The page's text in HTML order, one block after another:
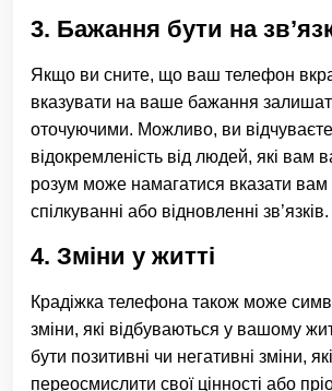
3. Бажання бути на
Якщо ви сните, що ваш телефон
вказувати на ваше бажання
оточуючими. Можливо, ви
відокремленість від людей, які вам
розум може намагатися вказати вам
спілкуванні або відновленні зв’язків.
4. Зміни у житті
Крадіжка телефона також може
зміни, які відбуваються у вашому
бути позитивні чи негативні зміни,
переосмислити свої цінності або